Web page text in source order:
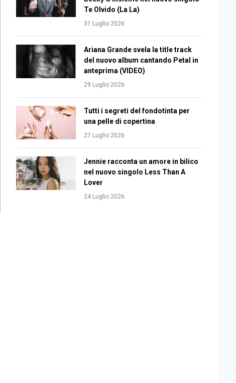
Te Olvido (La La)
31 Luglio 2026
Ariana Grande svela la title track
del nuovo album cantando Petal in
anteprima (VIDEO)
29 Luglio 2026
Tutti i segreti del fondotinta per
una pelle di copertina
27 Luglio 2026
Jennie racconta un amore in bilico
nel nuovo singolo Less Than A
Lover
24 Luglio 2026